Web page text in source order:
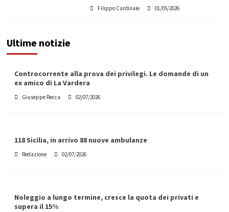
Filippo Cardinale 01/05/2026
Ultime notizie
Controcorrente alla prova dei privilegi. Le domande di un
ex amico di La Vardera
Giuseppe Recca 02/07/2026
118 Sicilia, in arrivo 88 nuove ambulanze
Redazione 02/07/2026
Noleggio a lungo termine, cresce la quota dei privati e
supera il 15%